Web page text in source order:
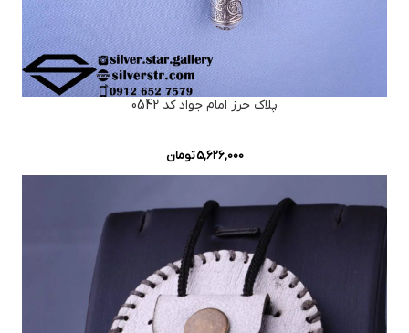
پلاک حرز امام جواد کد 0542
5,626,000تومان